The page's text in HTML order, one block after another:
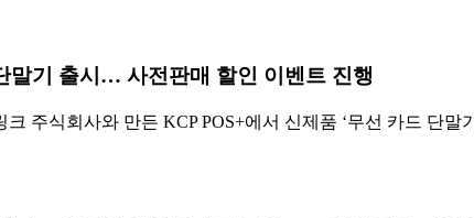
말기 출시… 사전판매 할인 이벤트 진행
주식회사와 만든 KCP POS+에서 신제품 ‘무선 카드 단말